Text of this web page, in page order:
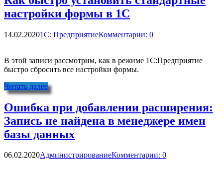
настройки формы в 1С
14.02.20201С: ПредприятиеКомментарии: 0
В этой записи рассмотрим, как в режиме 1С:Предприятие
быстро сбросить все настройки формы.
Читать далее
Ошибка при добавлении расширения:
Запись не найдена в менеджере имен
базы данных
06.02.2020АдминистрированиеКомментарии: 0